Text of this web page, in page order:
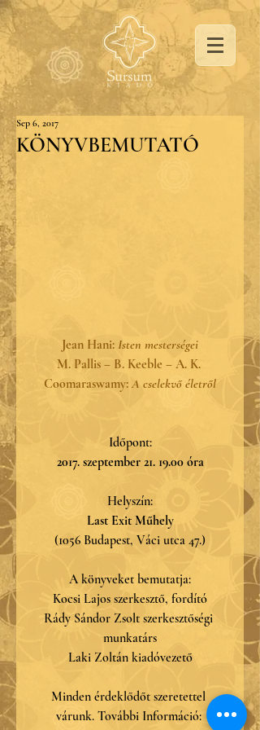
KÖNYVBEMUTATÓ
Sep 6, 2017
Jean Hani: Isten mesterségei
M. Pallis ‒ B. Keeble ‒ A. K.
Coomaraswamy: A cselekvő életről
Időpont:
2017. szeptember 21. 19.00 óra
Helyszín:
Last Exit Műhely
(1056 Budapest, Váci utca 47.)
A könyveket bemutatja:
Kocsi Lajos szerkesztő, fordító
Rády Sándor Zsolt szerkesztőségi
munkatárs
Laki Zoltán kiadóvezető
Minden érdeklődőt szeretettel
várunk. További Információ: